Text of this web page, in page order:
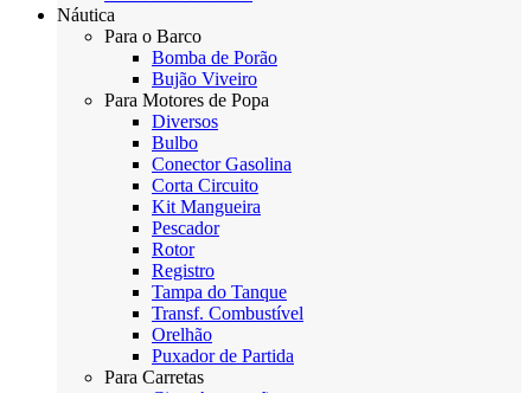
Náutica
Para o Barco
Bomba de Porão
Bujão Viveiro
Para Motores de Popa
Diversos
Bulbo
Conector Gasolina
Corta Circuito
Kit Mangueira
Pescador
Rotor
Registro
Tampa do Tanque
Transf. Combustível
Orelhão
Puxador de Partida
Para Carretas